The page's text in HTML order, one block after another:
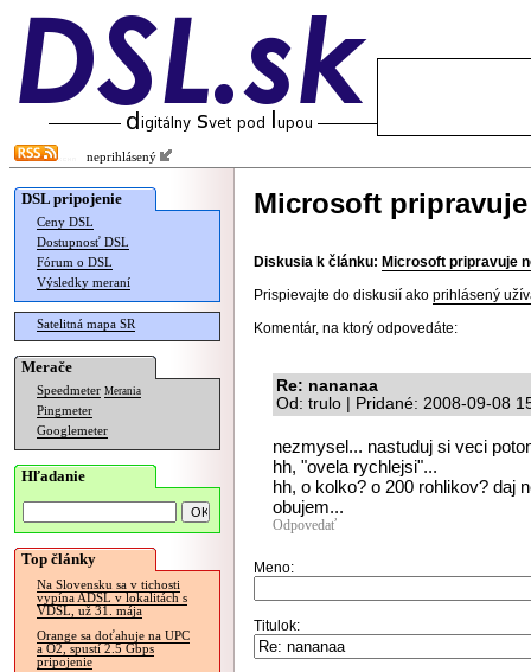
neprihlásený
DSL pripojenie
Ceny DSL
Dostupnosť DSL
Fórum o DSL
Výsledky meraní
Satelitná mapa SR
Merače
Speedmeter Merania
Pingmeter
Googlemeter
Hľadanie
Top články
Na Slovensku sa v tichosti
vypína ADSL v lokalitách s
VDSL, už 31. mája
Orange sa doťahuje na UPC
a O2, spustí 2.5 Gbps
pripojenie
Microsoft
Diskusia k článku: Microsoft pripravuje
Prispievajte do diskusií ako prihlásený
Komentár, na ktorý odpovedáte:
Re: nananaa
Od: trulo | Pridané: 2008-09-08
nezmysel... nastuduj si veci
hh, "ovela rychlejsi"...
hh, o kolko? o 200 rohlikov? daj
obujem...
Odpovedať
Meno:
Titulok: